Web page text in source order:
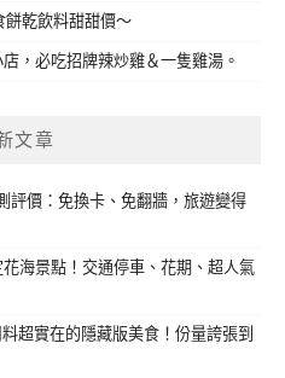
餅乾飲料甜甜價～
，必吃招牌辣炒雞＆一隻雞湯。
文章
評價：免換卡、免翻牆，旅遊變得
海景點！交通停車、花期、超人氣
超實在的隱藏版美食！份量誇張到